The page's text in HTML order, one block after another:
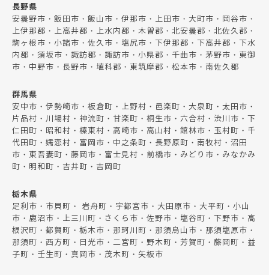
長野県
安曇野市・飯田市・飯山市・伊那市・上田市・大町市・岡谷市・
上伊那郡・上高井郡・上水内郡・木曽郡・北安曇郡・北佐久郡・
駒ヶ根市・小諸市・佐久市・塩尻市・下伊那郡・下高井郡・下水
内郡・須坂市・諏訪郡・諏訪市・小県郡・千曲市・茅野市・東御
市・中野市・長野市・埴科郡・東筑摩郡・松本市・南佐久郡
群馬県
安中市・伊勢崎市・板倉町・上野村・邑楽町・大泉町・太田市・
片品村・川場村・神流町・甘楽町・桐生市・六合村・渋川市・下
仁田町・昭和村・榛東村・高崎市・高山村・館林市・玉村町・千
代田町・嬬恋村・富岡市・中之条町・長野原町・南牧村・沼田
市・東吾妻町・藤岡市・富士見村・前橋市・みどり市・みなかみ
町・明和町・吉井町・吉岡町
栃木県
足利市・市貝町・ 岩舟町・宇都宮市・大田原市・大平町・小山
市・鹿沼市・上三川町・さくら市・佐野市・塩谷町・下野市・高
根沢町・都賀町・栃木市・那珂川町・那須烏山市・那須塩原市・
那須町・西方町・日光市・二宮町・野木町・芳賀町・藤岡町・益
子町・壬生町・真岡市・茂木町・矢板市